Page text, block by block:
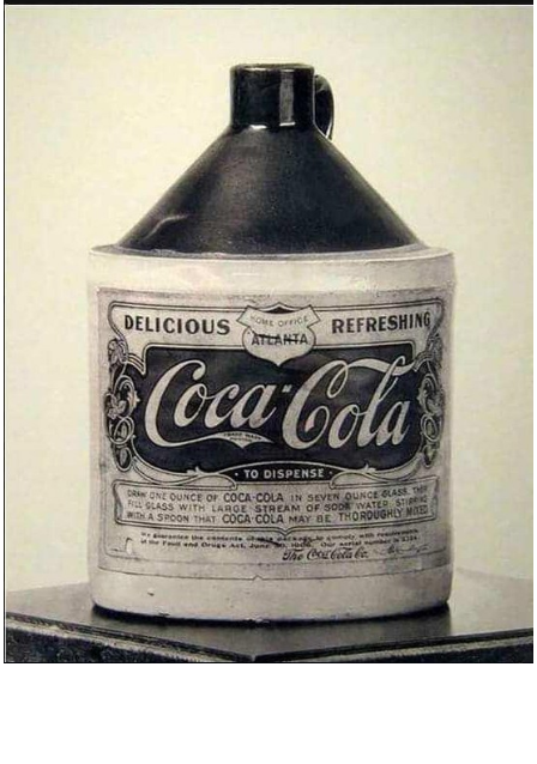
Monzana Schreibtischlampe mit
...
Anzeige
Good Boy: Wir wollen nur dein ...